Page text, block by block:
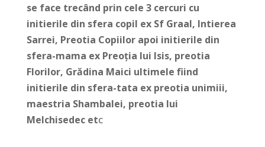
se face trecând prin cele 3 cercuri cu
initierile din sfera copil ex Sf Graal, Intierea
Sarrei, Preotia Copiilor apoi initierile din
sfera-mama ex Preoția lui Isis, preotia
Florilor, Grădina Maici ultimele fiind
initierile din sfera-tata ex preotia unimiii,
maestria Shambalei, preotia lui
Melchisedec etc